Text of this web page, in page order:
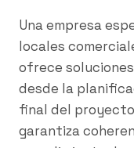
Una empresa
locales
ofrece
desde la
final del
garantiza